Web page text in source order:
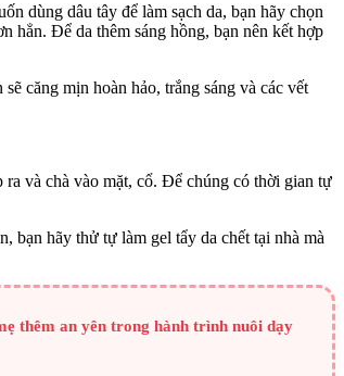
dùng dâu tây để làm sạch da, bạn hãy chọn
hẳn. Để da thêm sáng hồng, bạn nên kết hợp
căng mịn hoàn hảo, trắng sáng và các vết
và chà vào mặt, cổ. Để chúng có thời gian tự
bạn hãy thử tự làm gel tẩy da chết tại nhà mà
thêm an yên trong hành trình nuôi dạy